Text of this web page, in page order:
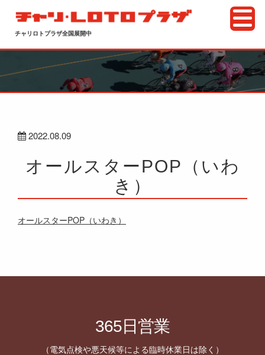
チャリロトプラザ全国展開中
2022.08.09
オールスターPOP（いわ
き）
オールスターPOP（いわき）
365日営業
（電気点検や悪天候等による臨時休業日は除く）